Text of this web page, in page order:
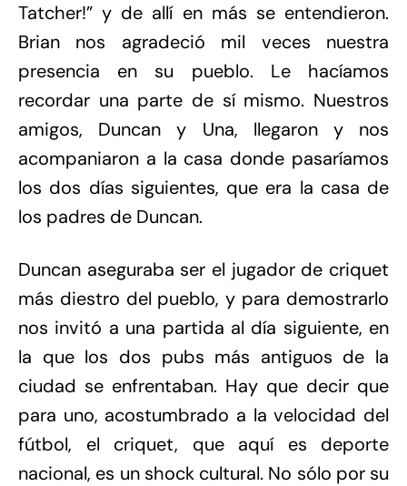
Tatcher!” y de allí en más se entendieron.
Brian nos agradeció mil veces nuestra
presencia en su pueblo. Le hacíamos
recordar una parte de sí mismo. Nuestros
amigos, Duncan y Una, llegaron y nos
acompaniaron a la casa donde pasaríamos
los dos días siguientes, que era la casa de
los padres de Duncan.
Duncan aseguraba ser el jugador de criquet
más diestro del pueblo, y para demostrarlo
nos invitó a una partida al día siguiente, en
la que los dos pubs más antiguos de la
ciudad se enfrentaban. Hay que decir que
para uno, acostumbrado a la velocidad del
fútbol, el criquet, que aquí es deporte
nacional, es un shock cultural. No sólo por su